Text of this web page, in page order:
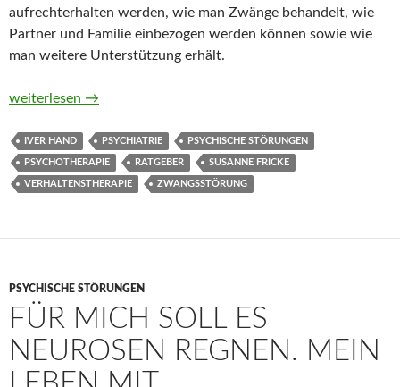
aufrechterhalten werden, wie man Zwänge behandelt, wie
Partner und Familie einbezogen werden können sowie wie
man weitere Unterstützung erhält.
Zwangsstörungen verstehen und bewältigen. Hilfe zur
weiterlesen →
IVER HAND PSYCHIATRIE PSYCHISCHE STÖRUNGEN
PSYCHOTHERAPIE RATGEBER SUSANNE FRICKE
VERHALTENSTHERAPIE ZWANGSSTÖRUNG
PSYCHISCHE STÖRUNGEN
FÜR MICH SOLL ES
NEUROSEN REGNEN. MEIN